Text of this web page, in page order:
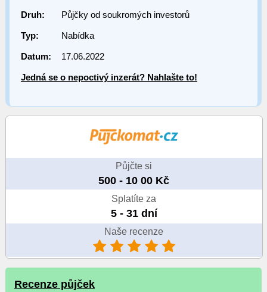
Druh: Půjčky od soukromých investorů
Typ: Nabídka
Datum: 17.06.2022
Jedná se o nepoctivý inzerát? Nahlašte to!
Půjčte si
500 - 10 00 Kč
Splatíte za
5 - 31 dní
Naše recenze
Recenze půjček